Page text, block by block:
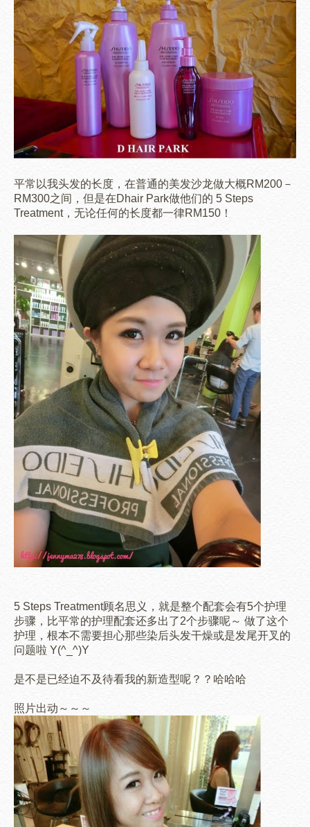
平常以我头发的长度，在普通的美发沙龙做大概RM200－
RM300之间，但是在Dhair Park做他们的 5 Steps
Treatment，无论任何的长度都一律RM150！
5 Steps Treatment顾名思义，就是整个配套会有5个护理
步骤，比平常的护理配套还多出了2个步骤呢～ 做了这个
护理，根本不需要担心那些染后头发干燥或是发尾开叉的
问题啦 Y(^_^)Y
是不是已经迫不及待看我的新造型呢？？哈哈哈
照片出动～～～